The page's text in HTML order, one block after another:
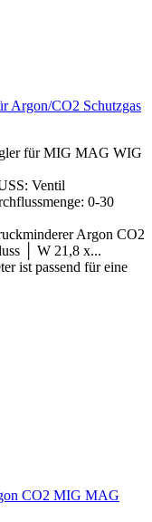
Argon/CO2 Schutzgas
für MIG MAG WIG
Ventil
0-30
Argon CO2
│ W 21,8 x...
ist passend für eine
CO2 MIG MAG